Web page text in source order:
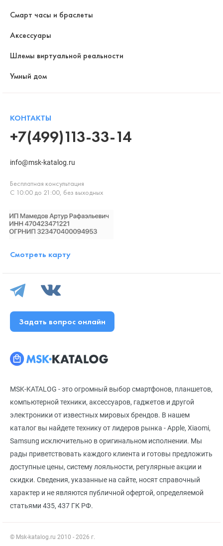
MSK-KATALOG - это огромный выбор смартфонов, планшетов,
компьютерной техники, аксессуаров, гаджетов и другой
электроники от известных мировых брендов. В нашем
каталог вы найдете технику от лидеров рынка - Apple, Xiaomi,
Samsung исключительно в оригинальном исполнении. Мы
рады приветствовать каждого клиента и готовы предложить
доступные цены, систему лояльности, регулярные акции и
скидки. Сведения, указанные на сайте, носят справочный
характер и не являются публичной офертой, определяемой
статьями 435, 437 ГК РФ.
© Msk-katalog.ru 2010 - 2026 г.
Смарт часы и браслеты
Аксессуары
Шлемы виртуальной реальности
Умный дом
КОНТАКТЫ
+7(499)113-33-14
info@msk-katalog.ru
Бесплатная консультация
С 10:00 до 21:00, без выходных
Смотреть карту
Задать вопрос онлайн